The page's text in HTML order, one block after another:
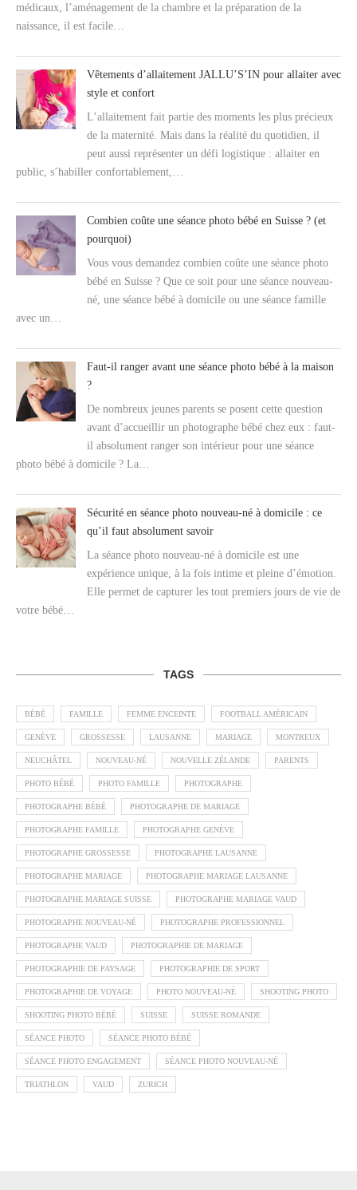
médicaux, l’aménagement de la chambre et la préparation de la
naissance, il est facile…
Vêtements d’allaitement JALLU’S’IN pour allaiter avec
style et confort
L’allaitement fait partie des moments les plus précieux
de la maternité. Mais dans la réalité du quotidien, il
peut aussi représenter un défi logistique : allaiter en
public, s’habiller confortablement,…
Combien coûte une séance photo bébé en Suisse ? (et
pourquoi)
Vous vous demandez combien coûte une séance photo
bébé en Suisse ? Que ce soit pour une séance nouveau-
né, une séance bébé à domicile ou une séance famille
avec un…
Faut-il ranger avant une séance photo bébé à la maison
?
De nombreux jeunes parents se posent cette question
avant d’accueillir un photographe bébé chez eux : faut-
il absolument ranger son intérieur pour une séance
photo bébé à domicile ? La…
Sécurité en séance photo nouveau-né à domicile : ce
qu’il faut absolument savoir
La séance photo nouveau-né à domicile est une
expérience unique, à la fois intime et pleine d’émotion.
Elle permet de capturer les tout premiers jours de vie de
votre bébé…
TAGS
BÉBÉ FAMILLE FEMME ENCEINTE FOOTBALL AMÉRICAIN
GENÈVE GROSSESSE LAUSANNE MARIAGE MONTREUX
NEUCHÂTEL NOUVEAU-NÉ NOUVELLE ZÉLANDE PARENTS
PHOTO BÉBÉ PHOTO FAMILLE PHOTOGRAPHE
PHOTOGRAPHE BÉBÉ PHOTOGRAPHE DE MARIAGE
PHOTOGRAPHE FAMILLE PHOTOGRAPHE GENÈVE
PHOTOGRAPHE GROSSESSE PHOTOGRAPHE LAUSANNE
PHOTOGRAPHE MARIAGE PHOTOGRAPHE MARIAGE LAUSANNE
PHOTOGRAPHE MARIAGE SUISSE PHOTOGRAPHE MARIAGE VAUD
PHOTOGRAPHE NOUVEAU-NÉ PHOTOGRAPHE PROFESSIONNEL
PHOTOGRAPHE VAUD PHOTOGRAPHIE DE MARIAGE
PHOTOGRAPHIE DE PAYSAGE PHOTOGRAPHIE DE SPORT
PHOTOGRAPHIE DE VOYAGE PHOTO NOUVEAU-NÉ SHOOTING PHOTO
SHOOTING PHOTO BÉBÉ SUISSE SUISSE ROMANDE
SÉANCE PHOTO SÉANCE PHOTO BÉBÉ
SÉANCE PHOTO ENGAGEMENT SÉANCE PHOTO NOUVEAU-NÉ
TRIATHLON VAUD ZURICH